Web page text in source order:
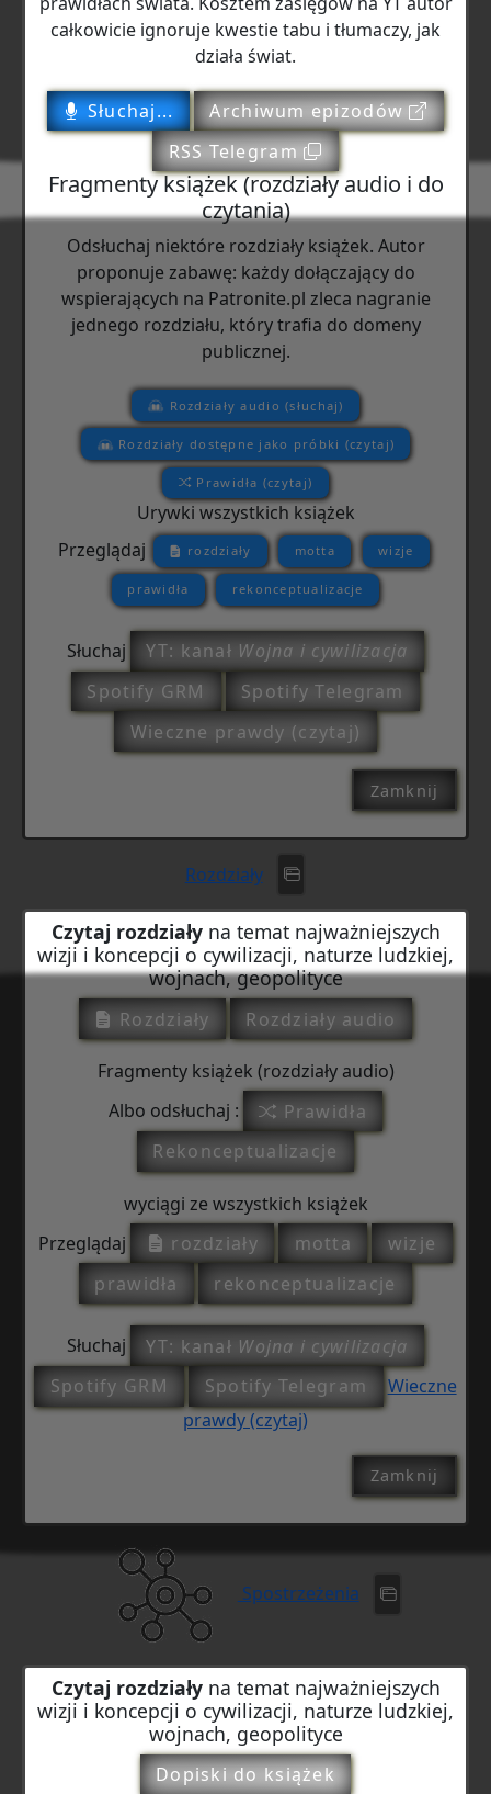
całkowicie ignoruje kwestie tabu i tłumaczy, jak
działa świat.
Słuchaj...
Archiwum epizodów
RSS Telegram
Fragmenty książek (rozdziały audio i do
czytania)
Odsłuchaj niektóre rozdziały książek. Autor
proponuje zabawę: każdy dołączający do
wspierających na Patronite.pl zleca nagranie
jednego rozdziału, który trafia do domeny
publicznej.
Rozdziały audio (słuchaj)
Rozdziały dostępne jako próbki (czytaj)
Prawidła (czytaj)
Urywki wszystkich książek
Przeglądaj
rozdziały motta wizje
prawidła rekonceptualizacje
Słuchaj YT: kanał Wojna i cywilizacja
Spotify GRM
Spotify Telegram
Wieczne prawdy (czytaj)
Zamknij
Rozdziały
Czytaj rozdziałyna temat najważniejszych
wizji i koncepcji o cywilizacji, naturze ludzkiej,
wojnach, geopolityce
Rozdziały Rozdziały audio
Fragmenty książek (rozdziały audio)
Albo odsłuchaj :
Prawidła
Rekonceptualizacje
wyciągi ze wszystkich książek
Przeglądaj
rozdziały motta
wizje
prawidła
rekonceptualizacje
Słuchaj YT: kanał Wojna i cywilizacja
Spotify GRM
Spotify Telegram
Wieczne
prawdy (czytaj)
Zamknij
Spostrzeżenia
Czytaj rozdziałyna temat najważniejszych
wizji i koncepcji o cywilizacji, naturze ludzkiej,
wojnach, geopolityce
Dopiski do książek